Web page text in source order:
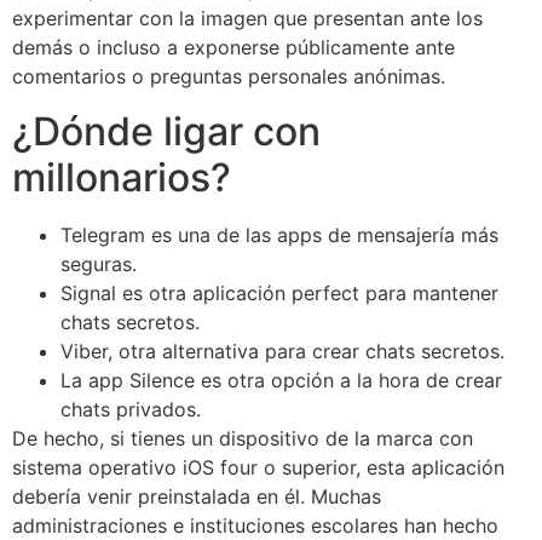
experimentar con la imagen que presentan ante los
demás o incluso a exponerse públicamente ante
comentarios o preguntas personales anónimas.
¿Dónde ligar con
millonarios?
Telegram es una de las apps de mensajería más
seguras.
Signal es otra aplicación perfect para mantener
chats secretos.
Viber, otra alternativa para crear chats secretos.
La app Silence es otra opción a la hora de crear
chats privados.
De hecho, si tienes un dispositivo de la marca con
sistema operativo iOS four o superior, esta aplicación
debería venir preinstalada en él. Muchas
administraciones e instituciones escolares han hecho